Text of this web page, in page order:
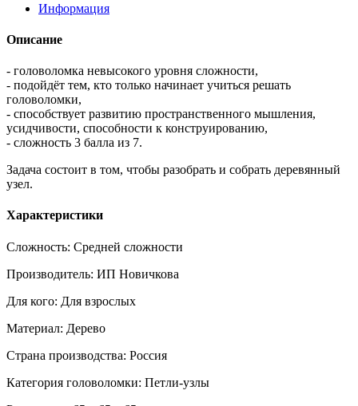
Информация
Описание
- головоломка невысокого уровня сложности,
- подойдёт тем, кто только начинает учиться решать
головоломки,
- способствует развитию пространственного мышления,
усидчивости, способности к конструированию,
- сложность 3 балла из 7.
Задача состоит в том, чтобы разобрать и собрать деревянный
узел.
Характеристики
Сложность: Средней сложности
Производитель: ИП Новичкова
Для кого: Для взрослых
Материал: Дерево
Страна производства: Россия
Категория головоломки: Петли-узлы